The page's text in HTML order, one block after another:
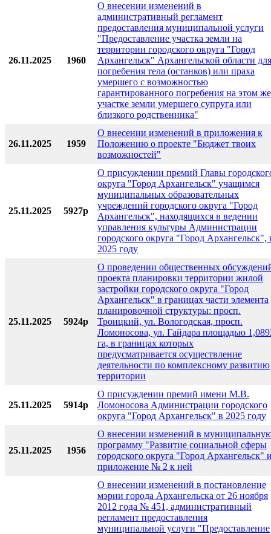
26.11.2025 1960
О внесении изменений в
административный регламент
предоставления муниципальной услуги
"Предоставление участка земли на
территории городского округа "Город
Архангельск" Архангельской области для
погребения тела (останков) или праха
умершего с возможностью
гарантированного погребения на этом же
участке земли умершего супруга или
близкого родственника"
26.11.2025 1959
О внесении изменений в приложения к
Положению о проекте "Бюджет твоих
возможностей"
25.11.2025 5927р
О присуждении премий Главы
округа "Город Архангельск" учащимся
муниципальных образовательных
учреждений городского округа "Город
Архангельск", находящихся в ведении
управления культуры Администрации
городского округа "Город Архангельск",
2025 году
25.11.2025 5924р
О проведении общественных
проекта планировки территории жилой
застройки городского округа "Город
Архангельск" в границах части элемента
планировочной структуры: просп.
Троицкий, ул. Вологодская, просп.
Ломоносова, ул. Гайдара площадью
га, в границах которых
предусматривается осуществление
деятельности по комплексному развитию
территории
25.11.2025 5914р
О присуждении премий имени М.В.
Ломоносова Администрации городского
округа "Город Архангельск" в 2025 году
25.11.2025 1956
О внесении изменений в
программу "Развитие социальной сферы
городского округа "Город Архангельск"
приложение № 2 к ней
О внесении изменений в постановление
мэрии города Архангельска от 26 ноября
2012 года № 451, административный
регламент предоставления
муниципальной услуги "Предоставление